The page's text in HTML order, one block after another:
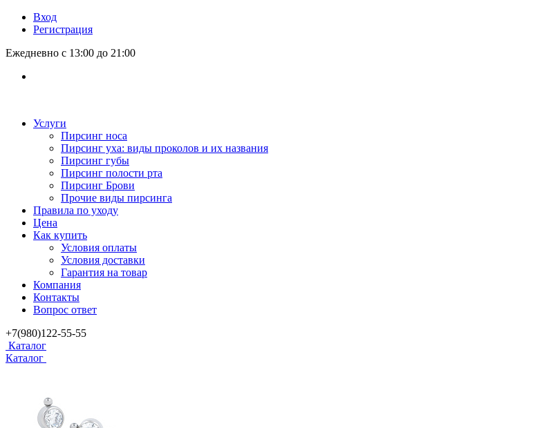
Вход
Регистрация
Ежедневно с 13:00 до 21:00
Услуги
Пирсинг носа
Пирсинг уха: виды проколов и их названия
Пирсинг губы
Пирсинг полости рта
Пирсинг Брови
Прочие виды пирсинга
Правила по уходу
Цена
Как купить
Условия оплаты
Условия доставки
Гарантия на товар
Компания
Контакты
Вопрос ответ
+7(980)122-55-55
Каталог
Каталог